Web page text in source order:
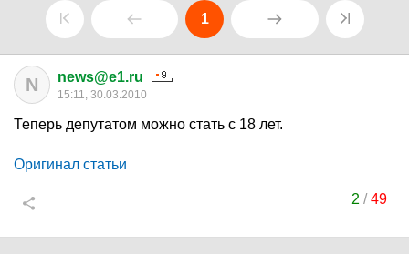
1
N news@e1.ru
15:11, 30.03.2010
Теперь депутатом можно стать с 18 лет.
Оригинал статьи
2 /49